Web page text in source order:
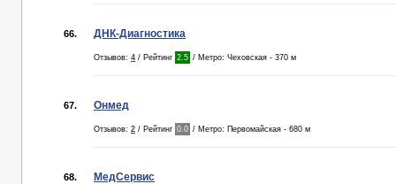
66. ДНК-Диагностика
Отзывов: 4 / Рейтинг 2.5 / Метро: Чеховская - 370 м
67. Онмед
Отзывов: 2 / Рейтинг 0.0 / Метро: Первомайская - 680 м
68. МедСервис